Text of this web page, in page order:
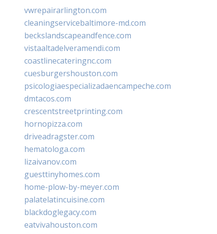
vwrepairarlington.com
cleaningservicebaltimore-md.com
beckslandscapeandfence.com
vistaaltadelveramendi.com
coastlinecateringnc.com
cuesburgershouston.com
psicologiaespecializadaencampeche.com
dmtacos.com
crescentstreetprinting.com
hornopizza.com
driveadragster.com
hematologa.com
lizaivanov.com
guesttinyhomes.com
home-plow-by-meyer.com
palatelatincuisine.com
blackdoglegacy.com
eatvivahouston.com